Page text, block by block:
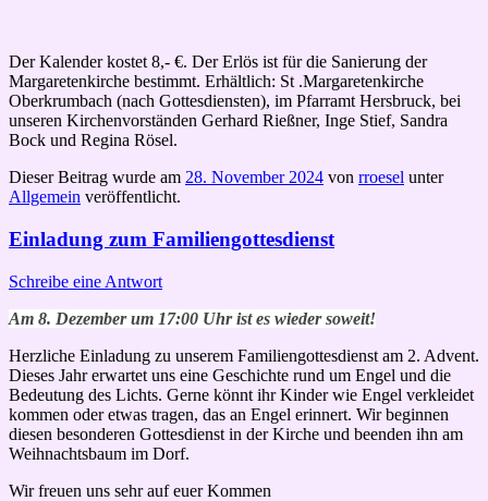
Der Kalender kostet 8,- €. Der Erlös ist für die Sanierung der
Margaretenkirche bestimmt. Erhältlich: St .Margaretenkirche
Oberkrumbach (nach Gottesdiensten), im Pfarramt Hersbruck, bei
unseren Kirchenvorständen Gerhard Rießner, Inge Stief, Sandra
Bock und Regina Rösel.
Dieser Beitrag wurde am 28. November 2024 von rroesel unter
Allgemein veröffentlicht.
Einladung zum Familiengottesdienst
Schreibe eine Antwort
Am 8. Dezember um 17:00 Uhr ist es wieder soweit!
Herzliche Einladung zu unserem Familiengottesdienst am 2. Advent.
Dieses Jahr erwartet uns eine Geschichte rund um Engel und die
Bedeutung des Lichts. Gerne könnt ihr Kinder wie Engel verkleidet
kommen oder etwas tragen, das an Engel erinnert. Wir beginnen
diesen besonderen Gottesdienst in der Kirche und beenden ihn am
Weihnachtsbaum im Dorf.
Wir freuen uns sehr auf euer Kommen